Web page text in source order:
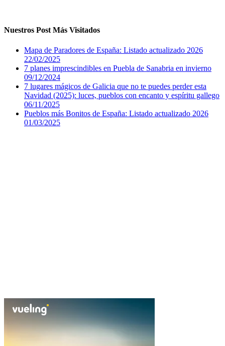
Nuestros Post Más Visitados
Mapa de Paradores de España: Listado actualizado 2026
22/02/2025
7 planes imprescindibles en Puebla de Sanabria en invierno
09/12/2024
7 lugares mágicos de Galicia que no te puedes perder esta
Navidad (2025): luces, pueblos con encanto y espíritu gallego
06/11/2025
Pueblos más Bonitos de España: Listado actualizado 2026
01/03/2025